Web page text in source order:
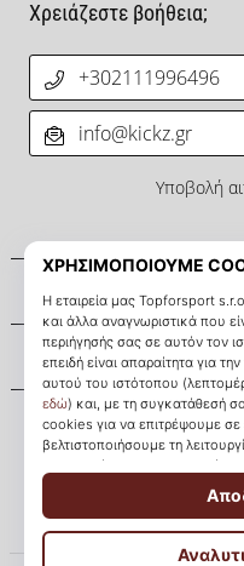
Σχετικά μ' εμάς
Εξυπηρέτηση
Χρειάζεστε βοήθεια;
+302111996496
info@kickz.gr
Υποβολή